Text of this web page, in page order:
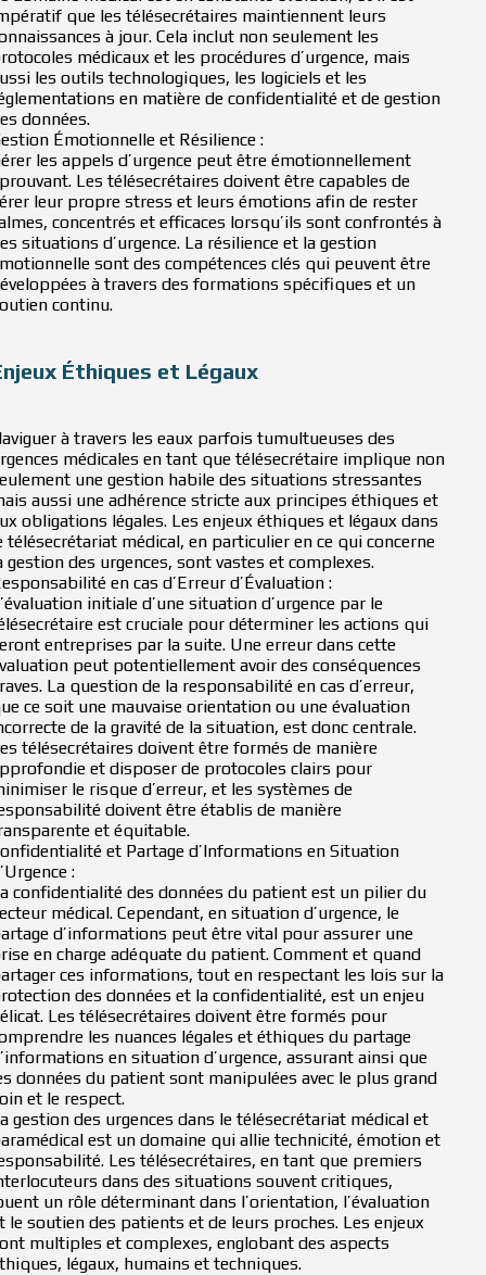
que les télésecrétaires maintiennent leurs
à jour. Cela inclut non seulement les
médicaux et les procédures d’urgence, mais
les outils technologiques, les logiciels et les
en matière de confidentialité et de gestion
données.
Émotionnelle et Résilience :
les appels d’urgence peut être émotionnellement
Les télésecrétaires doivent être capables de
leur propre stress et leurs émotions afin de rester
concentrés et efficaces lorsqu’ils sont confrontés à
situations d’urgence. La résilience et la gestion
sont des compétences clés qui peuvent être
à travers des formations spécifiques et un
continu.
Éthiques et Légaux
à travers les eaux parfois tumultueuses des
médicales en tant que télésecrétaire implique non
une gestion habile des situations stressantes
aussi une adhérence stricte aux principes éthiques et
obligations légales. Les enjeux éthiques et légaux dans
télésecrétariat médical, en particulier en ce qui concerne
gestion des urgences, sont vastes et complexes.
en cas d’Erreur d’Évaluation :
initiale d’une situation d’urgence par le
est cruciale pour déterminer les actions qui
entreprises par la suite. Une erreur dans cette
peut potentiellement avoir des conséquences
La question de la responsabilité en cas d’erreur,
ce soit une mauvaise orientation ou une évaluation
de la gravité de la situation, est donc centrale.
télésecrétaires doivent être formés de manière
et disposer de protocoles clairs pour
le risque d’erreur, et les systèmes de
doivent être établis de manière
et équitable.
et Partage d’Informations en Situation
:
confidentialité des données du patient est un pilier du
médical. Cependant, en situation d’urgence, le
d’informations peut être vital pour assurer une
en charge adéquate du patient. Comment et quand
ces informations, tout en respectant les lois sur la
des données et la confidentialité, est un enjeu
Les télésecrétaires doivent être formés pour
les nuances légales et éthiques du partage
en situation d’urgence, assurant ainsi que
données du patient sont manipulées avec le plus grand
et le respect.
gestion des urgences dans le télésecrétariat médical et
est un domaine qui allie technicité, émotion et
Les télésecrétaires, en tant que premiers
dans des situations souvent critiques,
un rôle déterminant dans l’orientation, l’évaluation
le soutien des patients et de leurs proches. Les enjeux
multiples et complexes, englobant des aspects
légaux, humains et techniques.